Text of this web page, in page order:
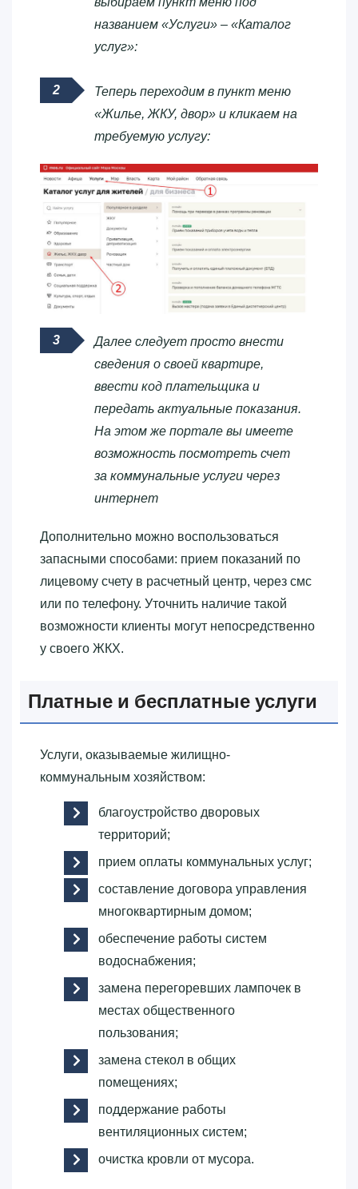
названием «Услуги» – «Каталог
услуг»:
Теперь переходим в пункт меню
«Жилье, ЖКУ, двор» и кликаем на
требуемую услугу:
Далее следует просто внести
сведения о своей квартире,
ввести код плательщика и
передать актуальные показания.
На этом же портале вы имеете
возможность посмотреть счет
за коммунальные услуги через
интернет
Дополнительно можно воспользоваться
запасными способами: прием показаний по
лицевому счету в расчетный центр, через смс
или по телефону. Уточнить наличие такой
возможности клиенты могут непосредственно
у своего ЖКХ.
Платные и бесплатные услуги
Услуги, оказываемые жилищно-
коммунальным хозяйством:
благоустройство дворовых
территорий;
прием оплаты коммунальных услуг;
составление договора управления
многоквартирным домом;
обеспечение работы систем
водоснабжения;
замена перегоревших лампочек в
местах общественного
пользования;
замена стекол в общих
помещениях;
поддержание работы
вентиляционных систем;
очистка кровли от мусора.